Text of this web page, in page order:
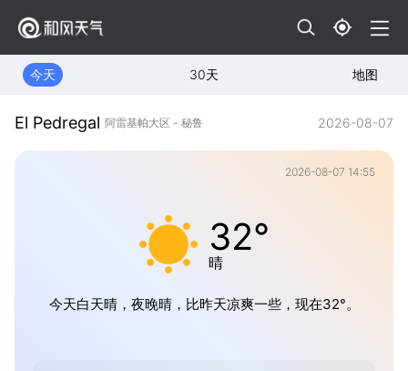
今天 30天 地图
El Pedregal 阿雷基帕大区 - 秘鲁 2026-08-07
2026-08-07 14:55
32°
晴
今天白天晴，夜晚晴，比昨天凉爽一些，现在32°。